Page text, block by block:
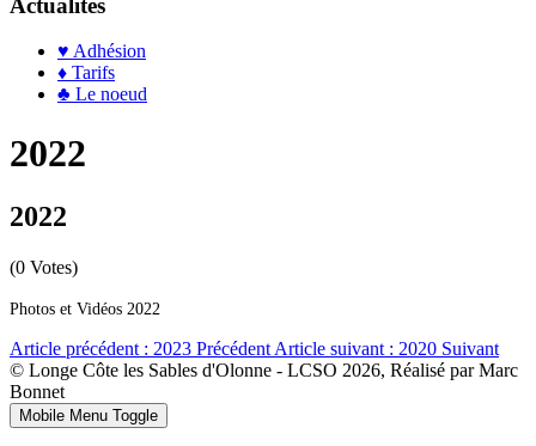
Actualités
♥ Adhésion
♦ Tarifs
♣ Le noeud
2022
2022
(0 Votes)
Photos et Vidéos 2022
Article précédent : 2023 Précédent Article suivant : 2020 Suivant
© Longe Côte les Sables d'Olonne - LCSO 2026, Réalisé par Marc
Bonnet
Mobile Menu Toggle